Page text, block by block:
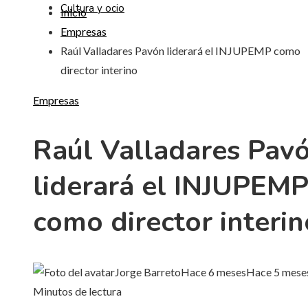
Cultura y ocio
Inicio
Empresas
Raúl Valladares Pavón liderará el INJUPEMP como
director interino
Empresas
Raúl Valladares
liderará el INJUPEMP
como director
Jorge BarretoHace 6 mesesHace 5
Minutos de lectura